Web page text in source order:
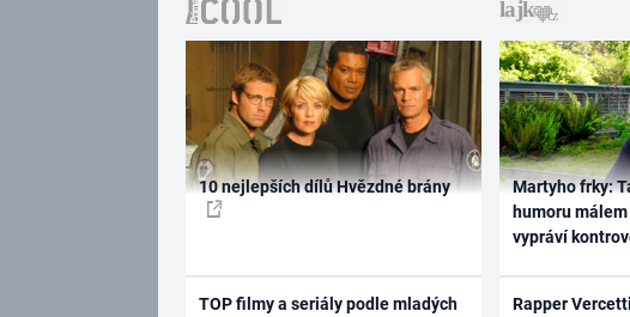
10 nejlepších dílů Hvězdné brány
TOP filmy a seriály podle mladých
Martyho frky:
humoru
vypráví
Rapper